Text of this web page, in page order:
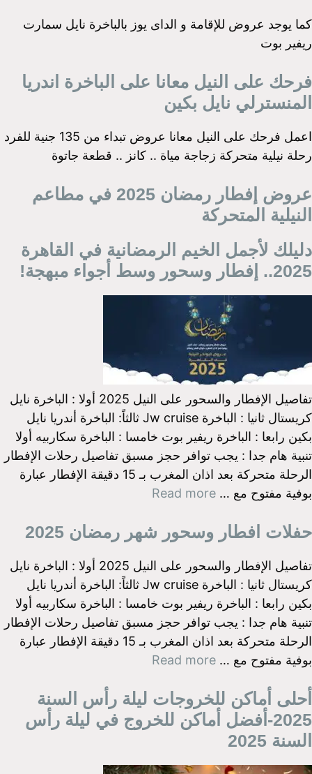
كما يوجد عروض للإقامة و الداى يوز بالباخرة نايل سمارت
ريفير بوت
فرحك على النيل معانا على الباخرة اندريا
المنسترلي نايل بكين
اعمل فرحك على النيل معانا عروض تبداء من 135 جنية للفرد
رحلة نيلية متحركة زجاجة مياة .. كانز .. قطعة جاتوة
عروض إفطار رمضان 2025 في مطاعم
النيلية المتحركة
دليلك لأجمل الخيم الرمضانية في القاهرة
2025.. إفطار وسحور وسط أجواء مبهجة!
تفاصيل الإفطار والسحور على النيل 2025 أولا : الباخرة نايل
كريستال ثانيا : الباخرة Jw cruise ثالثاً: الباخرة أندريا نايل
بكين رابعا : الباخرة ريفير بوت خامسا : الباخرة سكاربيه أولا
تنبية هام جدا : يجب توافر حجز مسبق تفاصيل رحلات الإفطار
الرحلة متحركة بعد اذان المغرب بـ 15 دقيقة الإفطار عبارة
بوفية مفتوح مع … Read more
حفلات افطار وسحور شهر رمضان 2025
تفاصيل الإفطار والسحور على النيل 2025 أولا : الباخرة نايل
كريستال ثانيا : الباخرة Jw cruise ثالثاً: الباخرة أندريا نايل
بكين رابعا : الباخرة ريفير بوت خامسا : الباخرة سكاربيه أولا
تنبية هام جدا : يجب توافر حجز مسبق تفاصيل رحلات الإفطار
الرحلة متحركة بعد اذان المغرب بـ 15 دقيقة الإفطار عبارة
بوفية مفتوح مع … Read more
أحلى أماكن للخروجات ليلة رأس السنة
2025-أفضل أماكن للخروج في ليلة رأس
السنة 2025